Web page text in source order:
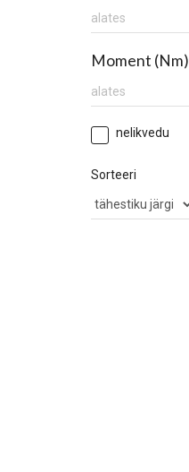
Moment (Nm)
nelikvedu
Sorteeri